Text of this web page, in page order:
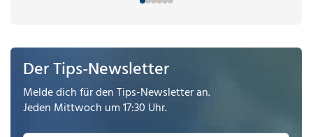
Der Tips-Newsletter
Melde dich für den Tips-Newsletter an.
Jeden Mittwoch um 17:30 Uhr.